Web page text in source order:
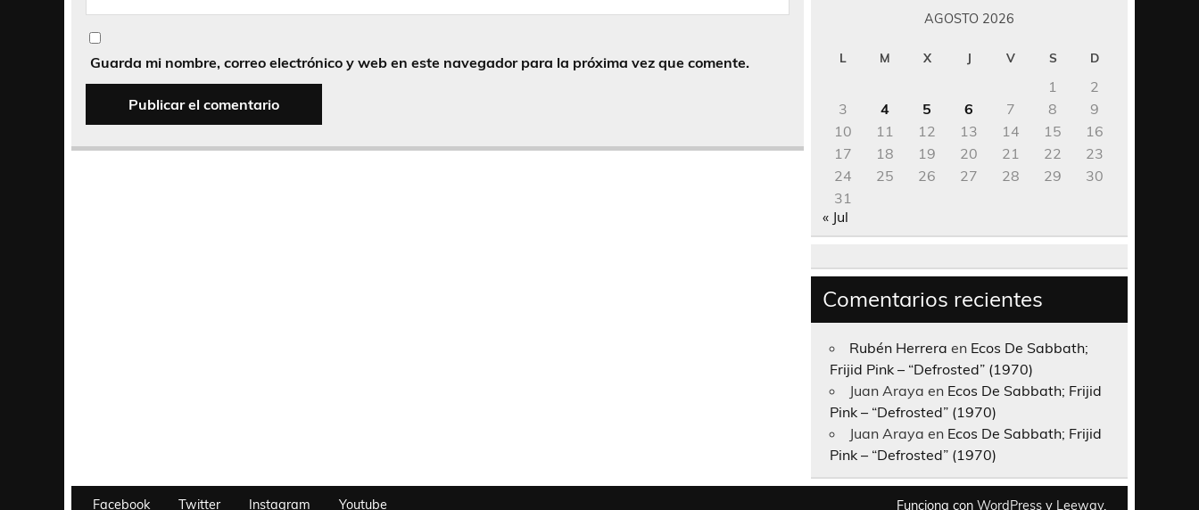
Guarda mi nombre, correo electrónico y web en este navegador para la próxima vez que comente.
AGOSTO 2026
L M X J V S D
1
2
3
4 5 6 7 8
9
10
11 12 13 14 15
16
17
18 19 20 21 22
23
24
25 26 27 28 29
30
31
« Jul
Comentarios recientes
Rubén Herrera en Ecos De Sabbath;
Frijid Pink – “Defrosted” (1970)
Juan Araya en Ecos De Sabbath; Frijid
Pink – “Defrosted” (1970)
Juan Araya en Ecos De Sabbath; Frijid
Pink – “Defrosted” (1970)
Facebook Twitter Instagram Youtube Funciona con WordPress y Leeway.